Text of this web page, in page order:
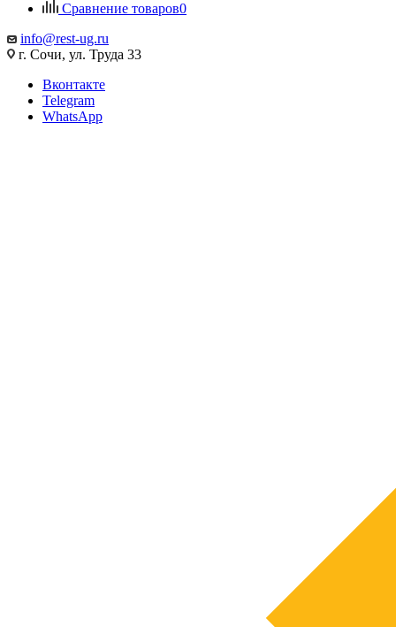
Сравнение товаров0
info@rest-ug.ru
г. Сочи, ул. Труда 33
Вконтакте
Telegram
WhatsApp